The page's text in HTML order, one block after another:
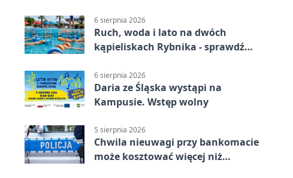
6 sierpnia 2026
Ruch, woda i lato na dwóch
kąpieliskach Rybnika - sprawdź
6 sierpnia 2026
Daria ze Śląska wystąpi na
Kampusie. Wstęp wolny
5 sierpnia 2026
Chwila nieuwagi przy bankomacie
może kosztować więcej niż